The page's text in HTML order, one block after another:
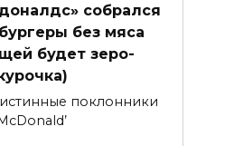
собрался
без мяса
будет зеро-
поклонники